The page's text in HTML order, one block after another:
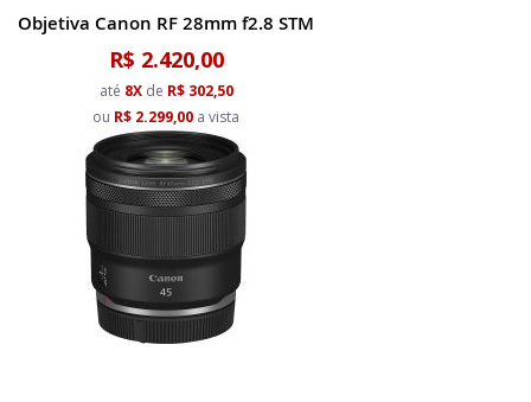
Objetiva Canon RF 28mm f2.8 STM
R$ 2.420,00
até 8Xde R$ 302,50
ou R$ 2.299,00 a vista